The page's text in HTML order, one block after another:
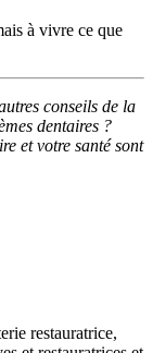
à vivre ce que
conseils de la
dentaires ?
et votre santé sont
restauratrice,